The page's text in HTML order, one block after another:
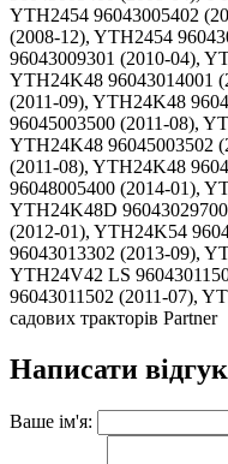
Написати відгук
Ваше ім'я: